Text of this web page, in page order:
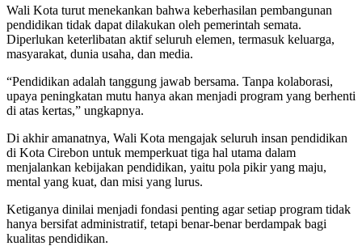
Wali Kota turut menekankan bahwa keberhasilan pembangunan
pendidikan tidak dapat dilakukan oleh pemerintah semata.
Diperlukan keterlibatan aktif seluruh elemen, termasuk keluarga,
masyarakat, dunia usaha, dan media.
“Pendidikan adalah tanggung jawab bersama. Tanpa kolaborasi,
upaya peningkatan mutu hanya akan menjadi program yang berhenti
di atas kertas,” ungkapnya.
Di akhir amanatnya, Wali Kota mengajak seluruh insan pendidikan
di Kota Cirebon untuk memperkuat tiga hal utama dalam
menjalankan kebijakan pendidikan, yaitu pola pikir yang maju,
mental yang kuat, dan misi yang lurus.
Ketiganya dinilai menjadi fondasi penting agar setiap program tidak
hanya bersifat administratif, tetapi benar-benar berdampak bagi
kualitas pendidikan.